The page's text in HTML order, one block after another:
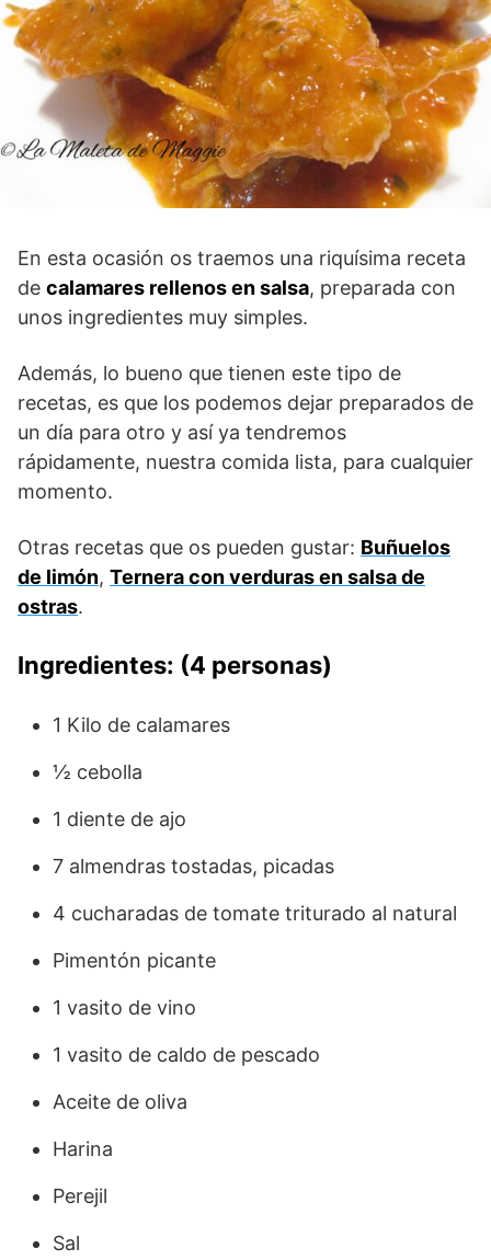
En esta ocasión os traemos una riquísima receta
de calamares rellenos en salsa, preparada con
unos ingredientes muy simples.
Además, lo bueno que tienen este tipo de
recetas, es que los podemos dejar preparados de
un día para otro y así ya tendremos
rápidamente, nuestra comida lista, para cualquier
momento.
Otras recetas que os pueden gustar: Buñuelos
de limón, Ternera con verduras en salsa de
ostras.
Ingredientes: (4 personas)
1 Kilo de calamares
½ cebolla
1 diente de ajo
7 almendras tostadas, picadas
4 cucharadas de tomate triturado al natural
Pimentón picante
1 vasito de vino
1 vasito de caldo de pescado
Aceite de oliva
Harina
Perejil
Sal